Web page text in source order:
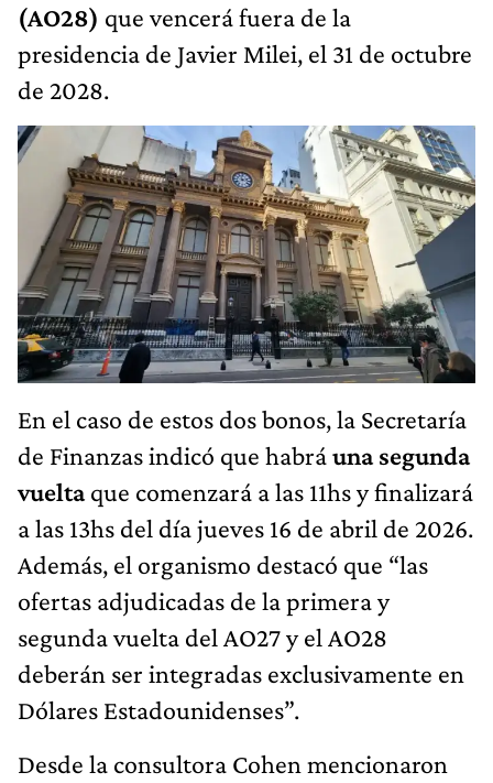
(AO28) que vencerá fuera de la
presidencia de Javier Milei, el 31 de octubre
de 2028.
En el caso de estos dos bonos, la Secretaría
de Finanzas indicó que habráuna segunda
vueltaque comenzará a las 11hs y finalizará
a las 13hs del día jueves 16 de abril de 2026.
Además, el organismo destacó que “las
ofertas adjudicadas de la primera y
segunda vuelta del AO27 y el AO28
deberán ser integradas exclusivamente en
Dólares Estadounidenses”.
Desde la consultora Cohen mencionaron